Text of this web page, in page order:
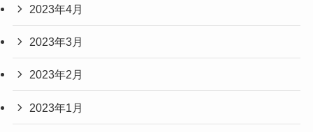
2023年4月
2023年3月
2023年2月
2023年1月